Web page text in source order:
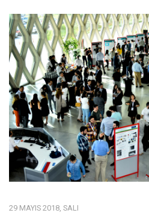
29 MAYIS 2018, SALI